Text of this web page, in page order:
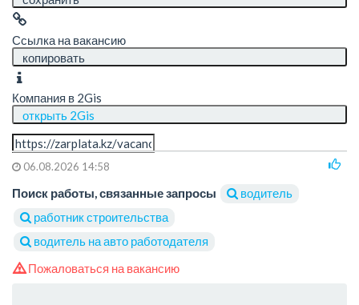
Ссылка на вакансию
копировать
Компания в 2Gis
открыть 2Gis
06.08.2026 14:58
Поиск работы, связанные запросы
водитель
работник строительства
водитель на авто работодателя
Пожаловаться на вакансию